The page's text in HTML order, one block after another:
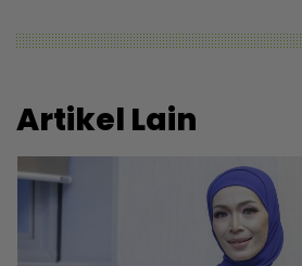
Artikel Lain